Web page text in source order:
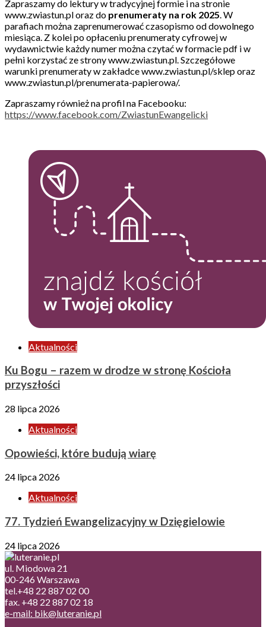
Zapraszamy do lektury w tradycyjnej formie i na stronie
www.zwiastun.pl oraz do prenumeraty na rok 2025. W
parafiach można zaprenumerować czasopismo od dowolnego
miesiąca. Z kolei po opłaceniu prenumeraty cyfrowej w
wydawnictwie każdy numer można czytać w formacie pdf i w
pełni korzystać ze strony www.zwiastun.pl. Szczegółowe
warunki prenumeraty w zakładce www.zwiastun.pl/sklep oraz
www.zwiastun.pl/prenumerata-papierowa/.
Zapraszamy również na profil na Facebooku:
https://www.facebook.com/ZwiastunEwangelicki
Aktualności
Ku Bogu – razem w drodze w stronę Kościoła
przyszłości
28 lipca 2026
Aktualności
Opowieści, które budują wiarę
24 lipca 2026
Aktualności
77. Tydzień Ewangelizacyjny w Dzięgielowie
24 lipca 2026
ul. Miodowa 21
00-246 Warszawa
tel.+48 22 887 02 00
fax. +48 22 887 02 18
e-mail: bik@luteranie.pl